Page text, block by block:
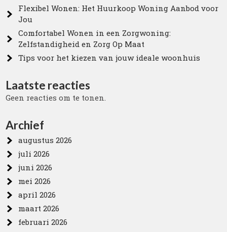
Flexibel Wonen: Het Huurkoop Woning Aanbod voor
Jou
Comfortabel Wonen in een Zorgwoning:
Zelfstandigheid en Zorg Op Maat
Tips voor het kiezen van jouw ideale woonhuis
Laatste reacties
Geen reacties om te tonen.
Archief
augustus 2026
juli 2026
juni 2026
mei 2026
april 2026
maart 2026
februari 2026